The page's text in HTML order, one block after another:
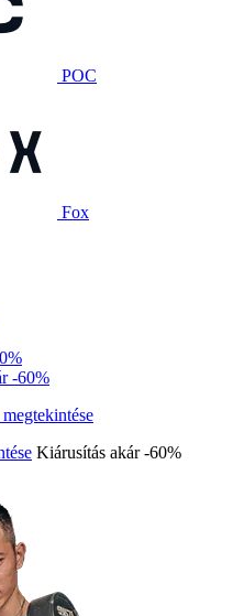
POC
Fox
-60%
Kiárusítás akár -60%